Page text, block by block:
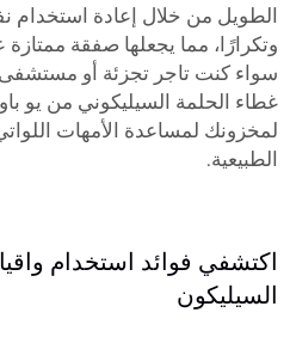
الطويل من خلال إعادة استخدام
وتكرارًا، مما يجعلها صفقة
سواء كنت تاجر تجزئة أو مستشفى
غطاء الحلمة السيليكوني من يو باو
لمخزونك لمساعدة الأمهات
الطبيعية.
اكتشفي فوائد استخدام
السيليكون